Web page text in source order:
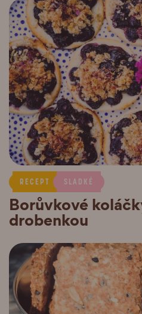
RECEPT SLADKÉ
Borůvkové
drobenkou